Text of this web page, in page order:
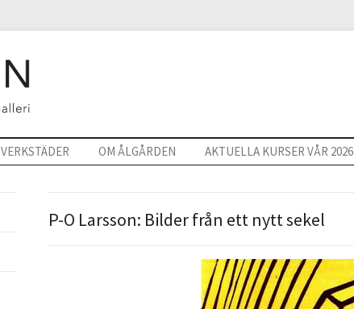
VERKSTÄDER OM ÅLGÅRDEN AKTUELLA KURSER VÅR 2026
P-O Larsson: Bilder från ett nytt sekel